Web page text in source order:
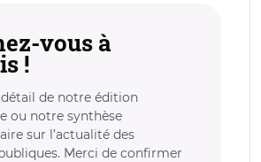
vous à
!
détail de notre édition
ou notre synthèse
sur l’actualité des
Merci de confirmer